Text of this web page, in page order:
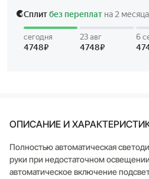
ОПИСАНИЕ И
Полностью автоматическая
руки при недостаточном
автоматическое включение